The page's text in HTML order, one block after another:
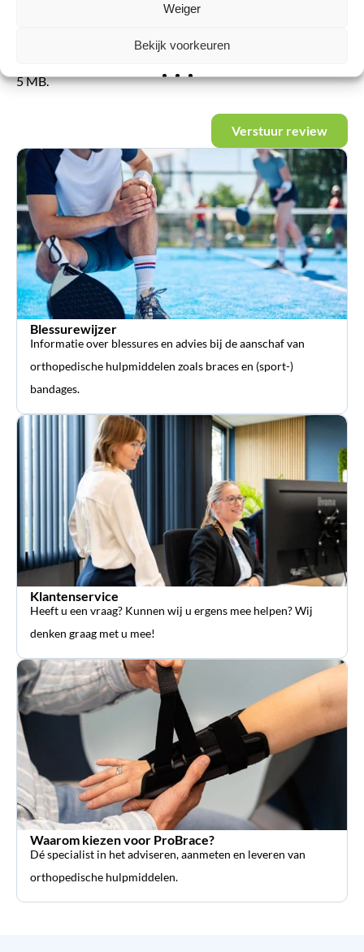
Weiger
Bekijk voorkeuren
5 MB.
Verstuur review
Blessurewijzer
Informatie over blessures en advies bij de aanschaf van
orthopedische hulpmiddelen zoals braces en (sport-)
bandages.
Klantenservice
Heeft u een vraag? Kunnen wij u ergens mee helpen? Wij
denken graag met u mee!
Waarom kiezen voor ProBrace?
Dé specialist in het adviseren, aanmeten en leveren van
orthopedische hulpmiddelen.